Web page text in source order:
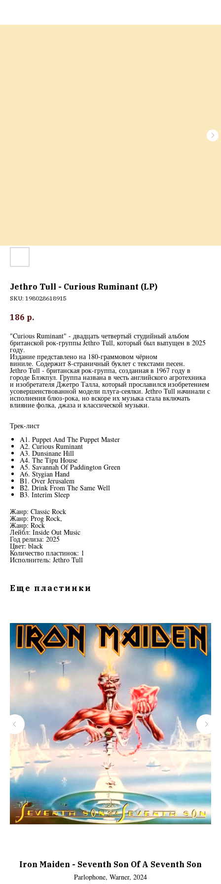
Jethro Tull - Curious Ruminant (LP)
SKU: 198028618915
186 р.
"Curious Ruminant" - двадцать четвертый студийный альбом
британской рок-группы Jethro Tull, который был выпущен в 2025
году.
Издание представлено на 180-граммовом чёрном
виниле. Содержит 8-страничный буклет с текстами песен.
Jethro Tull - британская рок-группа, созданная в 1967 году в
городе Блэкпул. Группа названа в честь английского агротехника
и изобретателя Джетро Талла, который прославился изобретением
усовершенствованной модели плуга-сеялки. Jethro Tull начинали с
исполнения блюз-рока, но вскоре их музыка стала включать
влияние фолка, джаза и классической музыки.
Трек-лист
A1. Puppet And The Puppet Master
A2. Curious Ruminant
A3. Dunsinane Hill
A4. The Tipu House
A5. Savannah Of Paddington Green
A6. Stygian Hand
B1. Over Jerusalem
B2. Drink From The Same Well
B3. Interim Sleep
Жанр: Classic Rock
Жанр: Prog Rock,
Жанр: Rock
Лейбл: Inside Out Music
Год релиза: 2025
Цвет: black
Количество пластинок: 1
Исполнитель: Jethro Tull
Еще пластинки
Iron Maiden - Seventh Son Of A Seventh Son
Parlophone, Warner, 2024